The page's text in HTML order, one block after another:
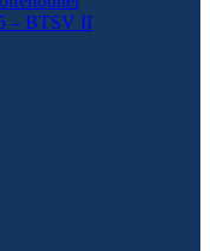
– BTSV II